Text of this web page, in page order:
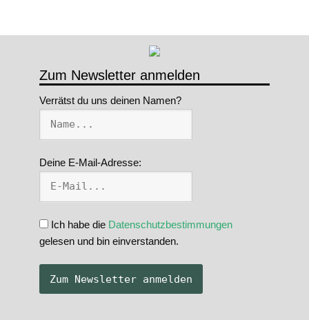
Zum Newsletter anmelden
Verrätst du uns deinen Namen?
Deine E-Mail-Adresse:
Ich habe die Datenschutzbestimmungen
gelesen und bin einverstanden.